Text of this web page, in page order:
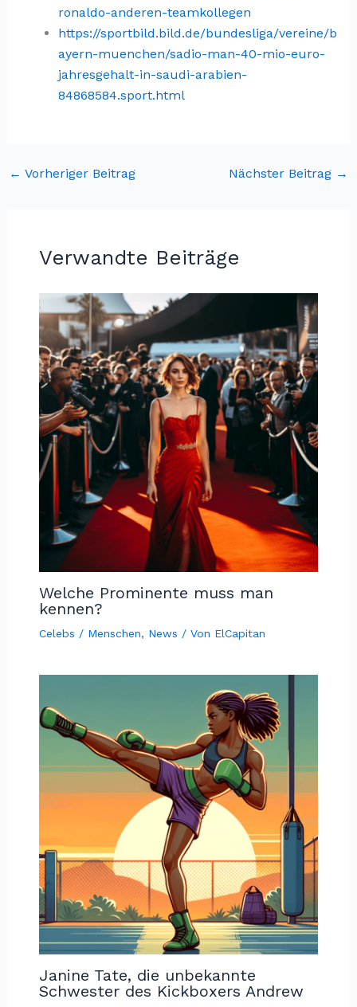
ronaldo-anderen-teamkollegen
https://sportbild.bild.de/bundesliga/vereine/b
ayern-muenchen/sadio-man-40-mio-euro-
jahresgehalt-in-saudi-arabien-
84868584.sport.html
← Vorheriger Beitrag Nächster Beitrag →
Verwandte Beiträge
Welche Prominente muss man
kennen?
Celebs / Menschen, News / Von ElCapitan
Janine Tate, die unbekannte
Schwester des Kickboxers Andrew